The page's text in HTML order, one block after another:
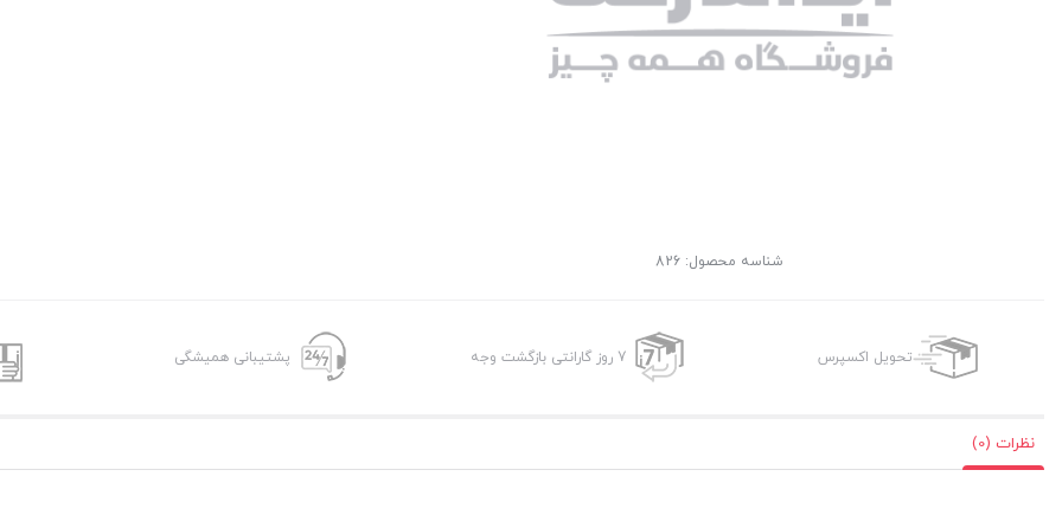
شناسه محصول: 826
تحویل اکسپرس 7 روز گارانتی بازگشت وجه پشتیبانی همیشگی
نظرات (0)